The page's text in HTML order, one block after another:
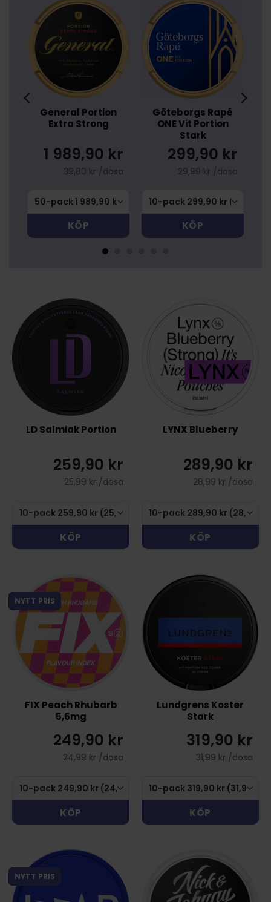
Kaliber Plus+ Vit
219,90 kr
21,99 kr /dosa
KÖP
Lundgrens Skåne
Stark
319,90 kr
31,99 kr /dosa
KÖP
LD Salmiak Portion
259,90 kr
25,99 kr /dosa
KÖP
LYNX Blueberry
289,90 kr
28,99 kr /dosa
KÖP
NYTT PRIS
FIX Peach Rhubarb
5,6mg
249,90 kr
24,99 kr /dosa
KÖP
Lundgrens Koster
Stark
319,90 kr
31,99 kr /dosa
KÖP
NYTT PRIS